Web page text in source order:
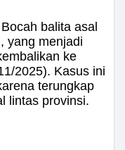
balita asal
yang menjadi
ke
2025). Kasus ini
terungkap
lintas provinsi.